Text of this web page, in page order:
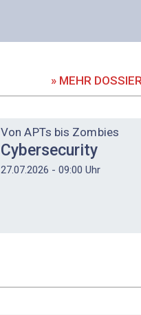
» MEHR
Von APTs bis Zombies
Cybersecurity
27.07.2026 - 09:00 Uhr